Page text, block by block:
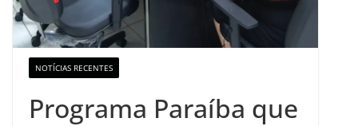
NOTÍCIAS RECENTES
Programa Paraíba que